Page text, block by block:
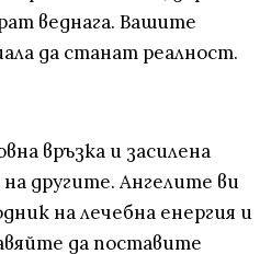
веднага. Вашите
да станат реалност.
връзка и засилена
другите. Ангелите ви
на лечебна енергия и
да поставите